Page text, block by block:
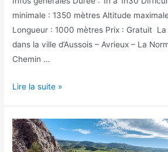
minimale : 1350 mètres Altitude
Longueur : 1000 mètres Prix : Gratuit
dans la ville d’Aussois – Avrieux – La
Chemin …
La
du
Chemin
Lire la suite »